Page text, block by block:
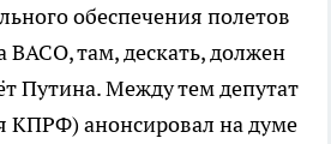
обеспечения полетов
ВАСО, там, дескать, должен
Путина. Между тем депутат
КПРФ) анонсировал на думе